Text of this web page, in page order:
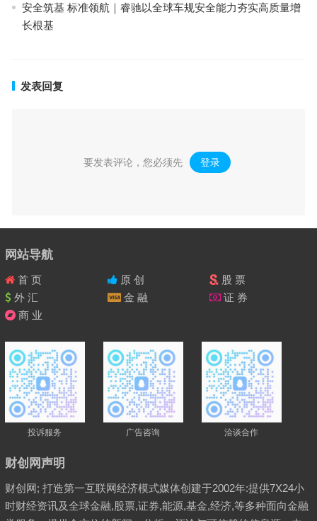
安全筑基 标准领航｜睿驰以全球车规安全能力夯实高质量增
长根基
发表回复
要发表评论，您必须先 登录 。
网站导航
首 页 原 创
股 票
外 汇
金 融
证 券
商 业
投诉服务 广告咨询 洽谈合作
财创网声明
财创网; 打造第一互联网经济模式媒体创建于2002年:提供7X24小
时财经资讯及全球金融,股票,证券,能源,基金,经济,等多种面向金融